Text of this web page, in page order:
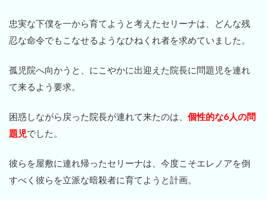
忠実な下僕を一から育てようと考えたセリーナは、どんな残
忍な命令でもこなせるようなひねくれ者を求めていました。
孤児院へ向かうと、にこやかに出迎えた院長に問題児を連れ
て来るよう要求。
困惑しながら戻った院長が連れて来たのは、 個性的な6人の問
題児でした。
彼らを屋敷に連れ帰ったセリーナは、今度こそエレノアを倒
すべく彼らを立派な暗殺者に育てようと計画。